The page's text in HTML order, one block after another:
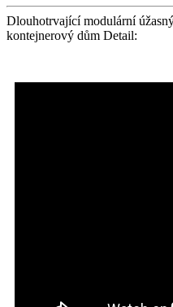
Dlouhotrvající modulární
kontejnerový dům Detail: